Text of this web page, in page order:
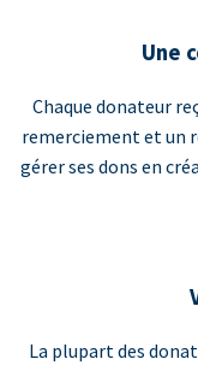
Une
Chaque donateur
remerciement et un
gérer ses dons en
La plupart des